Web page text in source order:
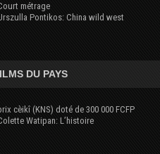
métrage
Pontikos: China wild west
DU PAYS
cèikî (KNS) doté de 300 000 FCFP
Watipan: L’histoire